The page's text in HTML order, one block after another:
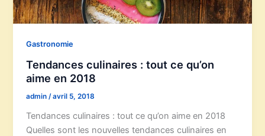
Gastronomie
Tendances culinaires : tout ce qu’on
aime en 2018
admin /avril 5, 2018
Tendances culinaires : tout ce qu’on aime en 2018
Quelles sont les nouvelles tendances culinaires en